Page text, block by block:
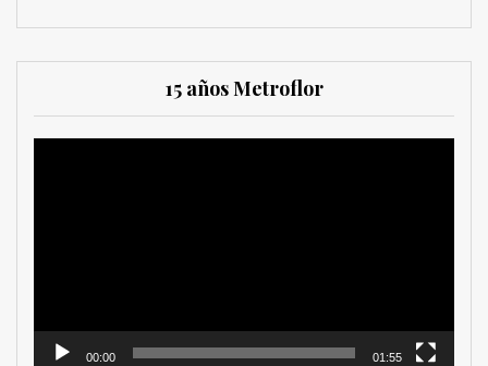
15 años Metroflor
00:00 01:55